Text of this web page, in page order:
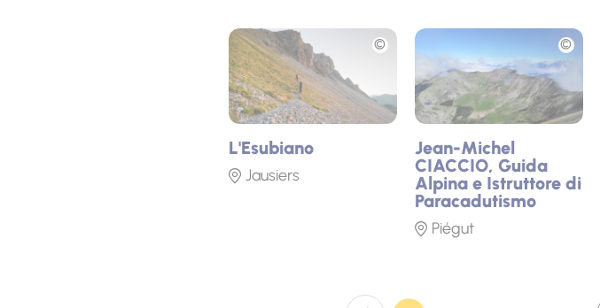
L'Esubiano
Jausiers
Foto
Jean-Michel
CIACCIO, Guida
Alpina e Istruttore di
Paracadutismo
Piégut
Foto